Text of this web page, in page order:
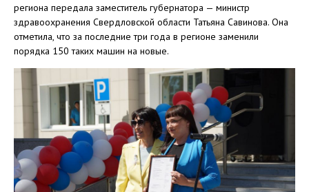
региона передала заместитель губернатора — министр
здравоохранения Свердловской области Татьяна Савинова. Она
отметила, что за последние три года в регионе заменили
порядка 150 таких машин на новые.